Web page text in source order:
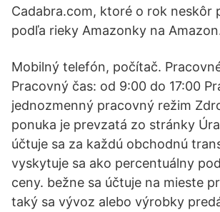
Cadabra.com, ktoré o rok neskôr
podľa rieky Amazonky na
Mobilný telefón, počítač.
Pracovný čas: od 9:00 do 17:00
jednozmenný pracovný režim
ponuka je prevzatá zo stránky
účtuje sa za každú obchodnú
vyskytuje sa ako percentuálny
ceny. bežne sa účtuje na mieste
taký sa vývoz alebo výrobky